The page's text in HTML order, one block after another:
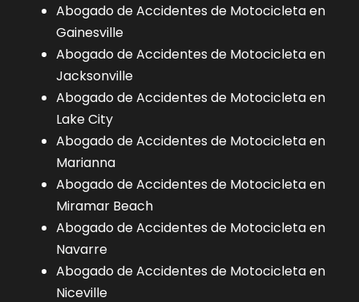
Abogado de Accidentes de Motocicleta en
Gainesville
Abogado de Accidentes de Motocicleta en
Jacksonville
Abogado de Accidentes de Motocicleta en
Lake City
Abogado de Accidentes de Motocicleta en
Marianna
Abogado de Accidentes de Motocicleta en
Miramar Beach
Abogado de Accidentes de Motocicleta en
Navarre
Abogado de Accidentes de Motocicleta en
Niceville